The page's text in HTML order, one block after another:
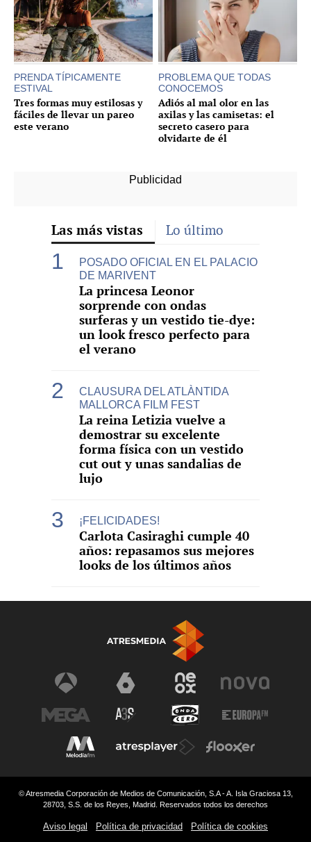
PRENDA TÍPICAMENTE
ESTIVAL
Tres formas muy estilosas y
fáciles de llevar un pareo
este verano
PROBLEMA QUE TODAS
CONOCEMOS
Adiós al mal olor en las
axilas y las camisetas: el
secreto casero para
olvidarte de él
Las más vistas Lo último
POSADO OFICIAL EN EL PALACIO
DE MARIVENT
La princesa Leonor
sorprende con ondas
surferas y un vestido tie-dye:
un look fresco perfecto para
el verano
CLAUSURA DEL ATLÀNTIDA
MALLORCA FILM FEST
La reina Letizia vuelve a
demostrar su excelente
forma física con un vestido
cut out y unas sandalias de
lujo
¡FELICIDADES!
Carlota Casiraghi cumple 40
años: repasamos sus mejores
looks de los últimos años
© Atresmedia Corporación de Medios de Comunicación, S.A - A. Isla Graciosa 13,
28703, S.S. de los Reyes, Madrid. Reservados todos los derechos
Aviso legal Política de privacidad Política de cookies